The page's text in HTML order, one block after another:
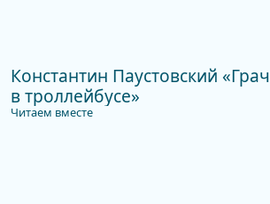
Константин Паустовский «Грач
в троллейбусе»
Читаем вместе